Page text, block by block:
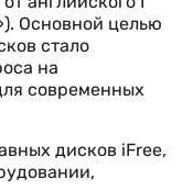
дисков iFree,
каждого
iFree